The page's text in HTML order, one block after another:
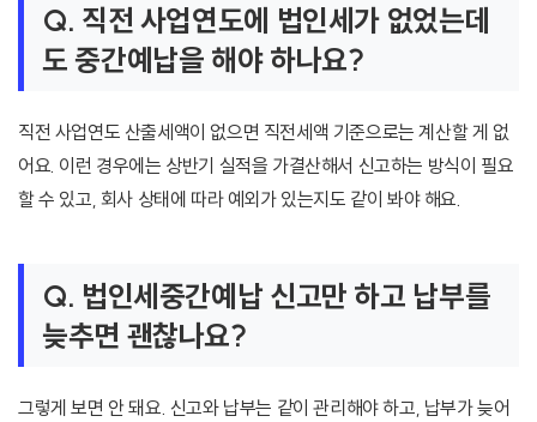
Q. 직전 사업연도에 법인세가 없었는데
도 중간예납을 해야 하나요?
직전 사업연도 산출세액이 없으면 직전세액 기준으로는 계산할 게 없
어요. 이런 경우에는 상반기 실적을 가결산해서 신고하는 방식이 필요
할 수 있고, 회사 상태에 따라 예외가 있는지도 같이 봐야 해요.
Q. 법인세중간예납 신고만 하고 납부를
늦추면 괜찮나요?
그렇게 보면 안 돼요. 신고와 납부는 같이 관리해야 하고, 납부가 늦어